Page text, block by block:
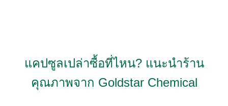
แคปซูลเปล่าซื้อที่ไหน? แนะนำร้าน
คุณภาพจาก Goldstar Chemical